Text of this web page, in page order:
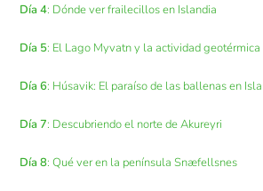
Día 4: Dónde ver frailecillos en Islandia
Día 5: El Lago Myvatn y la actividad geotérmica
Día 6: Húsavik: El paraíso de las ballenas en
Día 7: Descubriendo el norte de Akureyri
Día 8: Qué ver en la península Snæfellsnes